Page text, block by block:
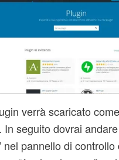
verrà scaricato
In seguito dovrai
nel pannello di